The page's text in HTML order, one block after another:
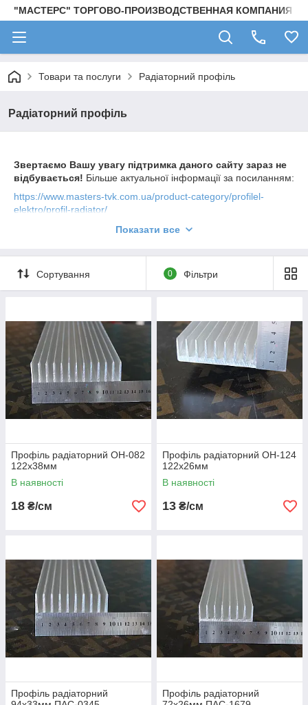
"МАСТЕРС" ТОРГОВО-ПРОИЗВОДСТВЕННАЯ КОМПАНИЯ
Товари та послуги Радіаторний профіль
Радіаторний профіль
Звертаємо Вашу увагу підтримка даного сайту зараз не
відбувається! Більше актуальної інформації за посиланням:
https://www.masters-tvk.com.ua/product-category/profilel-
elektro/profil-radiator/
Профіль алюмінієвий радіаторний різних типорозмірів.
Показати все
Сортування 0 Фільтри
Профіль радіаторний ОН-082
122х38мм
В наявності
18 ₴/см
Профіль радіаторний ОН-124
122х26мм
В наявності
13 ₴/см
Профіль радіаторний
Профіль радіаторний